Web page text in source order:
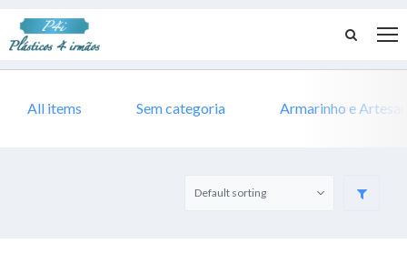
All items Sem categoria Armarinho e